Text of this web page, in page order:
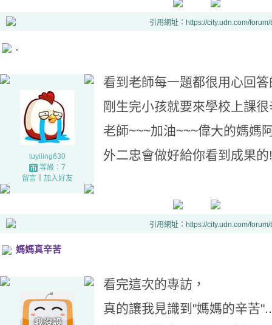
引用網址：https://city.udn.com/
.
luyiling630
等級：7
留言｜ 加入好友
看到老師每一題都很用心回
剛生完小孩就要來學校上課
老師~~~加油~~~偉大的媽媽
外二忠會做好給你看到成果的!
引用網址：https://city.udn.com/
媽媽真辛苦
看完這次的專訪，
真的讓我見識到"媽媽的辛苦"..